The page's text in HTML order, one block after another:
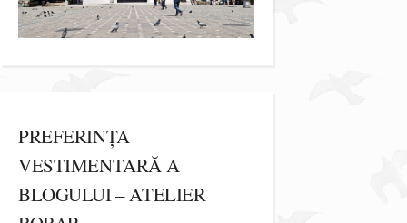
PREFERINȚA
VESTIMENTARĂ A
BLOGULUI – ATELIER